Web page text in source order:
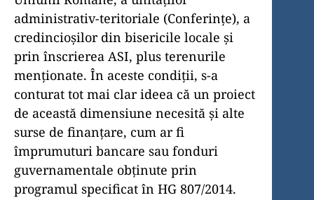
administrativ-teritoriale (Conferințe), a
credincioșilor din bisericile locale și
prin înscrierea ASI, plus terenurile
menționate. În aceste condiții, s-a
conturat tot mai clar ideea că un proiect
de această dimensiune necesită și alte
surse de finanțare, cum ar fi
împrumuturi bancare sau fonduri
guvernamentale obținute prin
programul specificat în HG 807/2014.